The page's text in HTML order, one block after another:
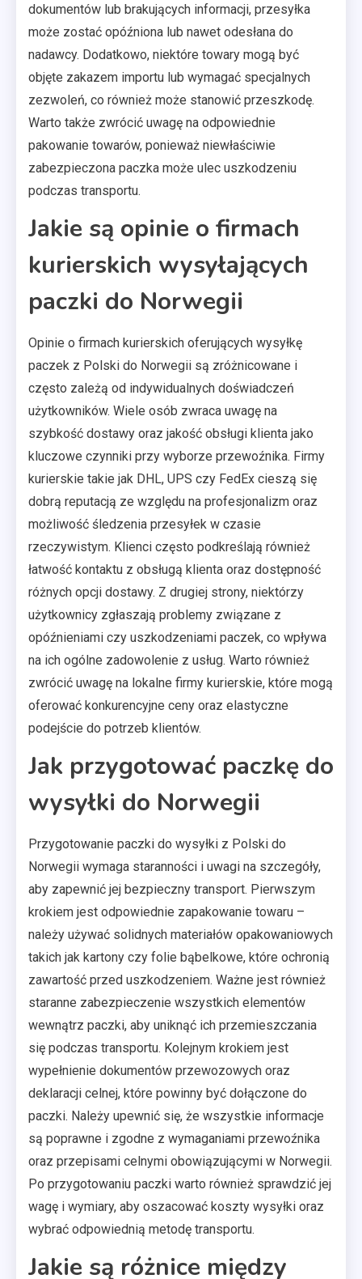
dokumentów lub brakujących informacji, przesyłka
może zostać opóźniona lub nawet odesłana do
nadawcy. Dodatkowo, niektóre towary mogą być
objęte zakazem importu lub wymagać specjalnych
zezwoleń, co również może stanowić przeszkodę.
Warto także zwrócić uwagę na odpowiednie
pakowanie towarów, ponieważ niewłaściwie
zabezpieczona paczka może ulec uszkodzeniu
podczas transportu.
Jakie są opinie o firmach
kurierskich wysyłających
paczki do Norwegii
Opinie o firmach kurierskich oferujących wysyłkę
paczek z Polski do Norwegii są zróżnicowane i
często zależą od indywidualnych doświadczeń
użytkowników. Wiele osób zwraca uwagę na
szybkość dostawy oraz jakość obsługi klienta jako
kluczowe czynniki przy wyborze przewoźnika. Firmy
kurierskie takie jak DHL, UPS czy FedEx cieszą się
dobrą reputacją ze względu na profesjonalizm oraz
możliwość śledzenia przesyłek w czasie
rzeczywistym. Klienci często podkreślają również
łatwość kontaktu z obsługą klienta oraz dostępność
różnych opcji dostawy. Z drugiej strony, niektórzy
użytkownicy zgłaszają problemy związane z
opóźnieniami czy uszkodzeniami paczek, co wpływa
na ich ogólne zadowolenie z usług. Warto również
zwrócić uwagę na lokalne firmy kurierskie, które mogą
oferować konkurencyjne ceny oraz elastyczne
podejście do potrzeb klientów.
Jak przygotować paczkę do
wysyłki do Norwegii
Przygotowanie paczki do wysyłki z Polski do
Norwegii wymaga staranności i uwagi na szczegóły,
aby zapewnić jej bezpieczny transport. Pierwszym
krokiem jest odpowiednie zapakowanie towaru –
należy używać solidnych materiałów opakowaniowych
takich jak kartony czy folie bąbelkowe, które ochronią
zawartość przed uszkodzeniem. Ważne jest również
staranne zabezpieczenie wszystkich elementów
wewnątrz paczki, aby uniknąć ich przemieszczania
się podczas transportu. Kolejnym krokiem jest
wypełnienie dokumentów przewozowych oraz
deklaracji celnej, które powinny być dołączone do
paczki. Należy upewnić się, że wszystkie informacje
są poprawne i zgodne z wymaganiami przewoźnika
oraz przepisami celnymi obowiązującymi w Norwegii.
Po przygotowaniu paczki warto również sprawdzić jej
wagę i wymiary, aby oszacować koszty wysyłki oraz
wybrać odpowiednią metodę transportu.
Jakie są różnice między